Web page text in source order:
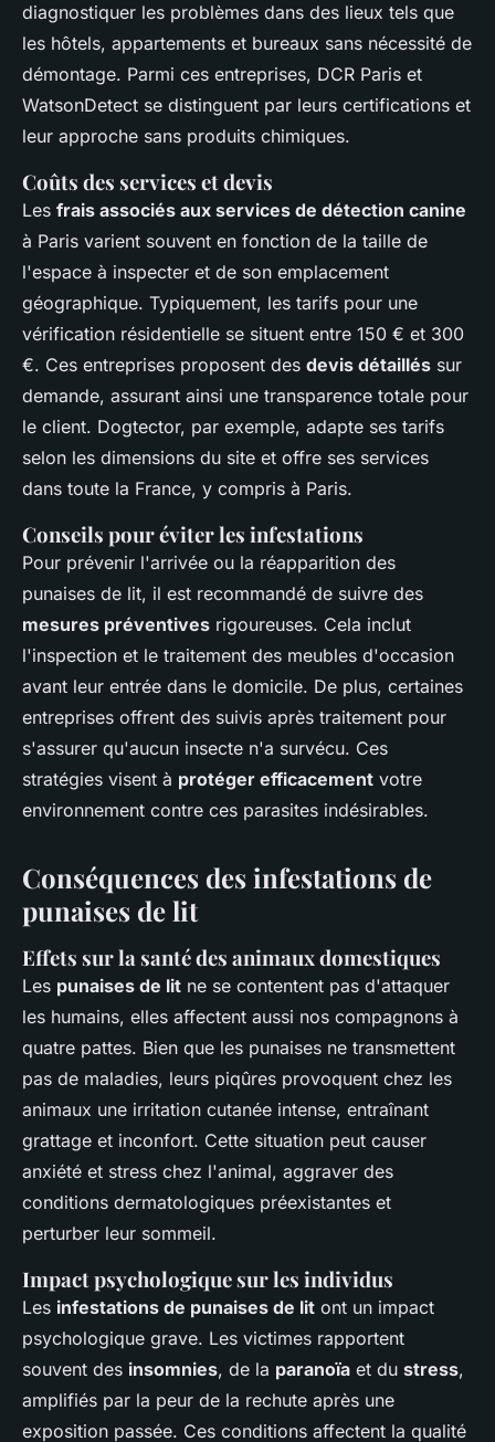
diagnostiquer les problèmes dans des lieux tels que
les hôtels, appartements et bureaux sans nécessité de
démontage. Parmi ces entreprises, DCR Paris et
WatsonDetect se distinguent par leurs certifications et
leur approche sans produits chimiques.
Coûts des services et devis
Les frais associés aux services de détection canine
à Paris varient souvent en fonction de la taille de
l'espace à inspecter et de son emplacement
géographique. Typiquement, les tarifs pour une
vérification résidentielle se situent entre 150 € et 300
€. Ces entreprises proposent des devis détaillés sur
demande, assurant ainsi une transparence totale pour
le client. Dogtector, par exemple, adapte ses tarifs
selon les dimensions du site et offre ses services
dans toute la France, y compris à Paris.
Conseils pour éviter les infestations
Pour prévenir l'arrivée ou la réapparition des
punaises de lit, il est recommandé de suivre des
mesures préventives rigoureuses. Cela inclut
l'inspection et le traitement des meubles d'occasion
avant leur entrée dans le domicile. De plus, certaines
entreprises offrent des suivis après traitement pour
s'assurer qu'aucun insecte n'a survécu. Ces
stratégies visent à protéger efficacement votre
environnement contre ces parasites indésirables.
Conséquences des infestations de
punaises de lit
Effets sur la santé des animaux domestiques
Les punaises de lit ne se contentent pas d'attaquer
les humains, elles affectent aussi nos compagnons à
quatre pattes. Bien que les punaises ne transmettent
pas de maladies, leurs piqûres provoquent chez les
animaux une irritation cutanée intense, entraînant
grattage et inconfort. Cette situation peut causer
anxiété et stress chez l'animal, aggraver des
conditions dermatologiques préexistantes et
perturber leur sommeil.
Impact psychologique sur les individus
Les infestations de punaises de lit ont un impact
psychologique grave. Les victimes rapportent
souvent des insomnies, de la paranoïa et du stress,
amplifiés par la peur de la rechute après une
exposition passée. Ces conditions affectent la qualité